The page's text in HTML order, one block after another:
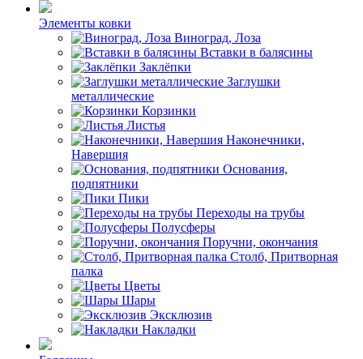
Элементы ковки
Виноград, Лоза
Вставки в балясины
Заклёпки
Заглушки
металлические
Корзинки
Листья
Наконечники,
Навершия
Основания,
подпятники
Пики
Переходы на трубы
Полусферы
Поручни, окончания
Столб, Притворная
палка
Цветы
Шары
Эксклюзив
Накладки